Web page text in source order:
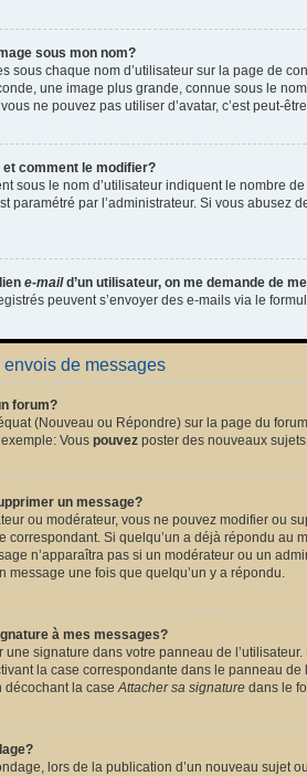
sous mon nom?
sous chaque nom d’utilisateur sur la page de
une image plus grande, connue sous le
ne pouvez pas utiliser d’avatar, c’est peut-
et comment le modifier?
sous le nom d’utilisateur indiquent le nombre
paramétré par l’administrateur. Si vous
e-maild’un utilisateur, on me demande de
peuvent s’envoyer des e-mails via le
de messages
forum?
(Nouveau ou Répondre) sur la page du
Vous pouvez poster des nouveaux
un message?
ou modérateur, vous ne pouvez modifier ou
correspondant. Si quelqu’un a déjà répondu au
n’apparaîtra pas si un modérateur ou un
message une fois que quelqu’un y a répondu.
à mes messages?
une signature dans votre panneau de
la case correspondante dans le panneau de
décochant la caseAttacher sa signature dans le
lors de la publication d’un nouveau sujet